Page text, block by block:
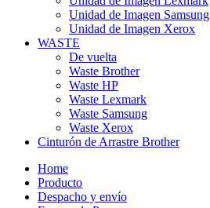
Unidad de Imagen Samsung
Unidad de Imagen Xerox
WASTE
De vuelta
Waste Brother
Waste HP
Waste Lexmark
Waste Samsung
Waste Xerox
Cinturón de Arrastre Brother
Home
Producto
Despacho y envío